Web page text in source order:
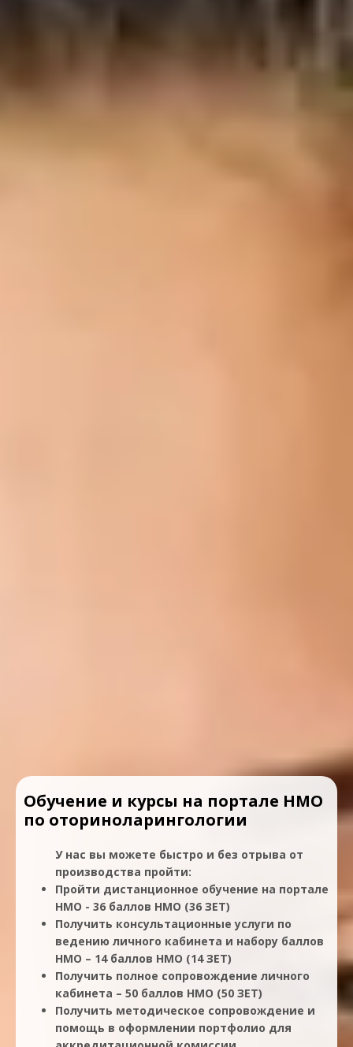
Обучение и курсы на портале НМО
по оториноларингологии
У нас вы можете быстро и без отрыва от
производства пройти:
Пройти дистанционное обучение на портале
НМО - 36 баллов НМО (36 ЗЕТ)
Получить консультационные услуги по
ведению личного кабинета и набору баллов
НМО – 14 баллов НМО (14 ЗЕТ)
Получить полное сопровождение личного
кабинета – 50 баллов НМО (50 ЗЕТ)
Получить методическое сопровождение и
помощь в оформлении портфолио для